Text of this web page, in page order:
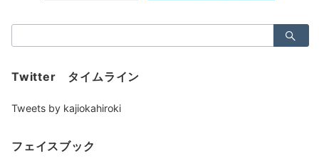
索：
Twitter タイムライン
Tweets by kajiokahiroki
フェイスブック